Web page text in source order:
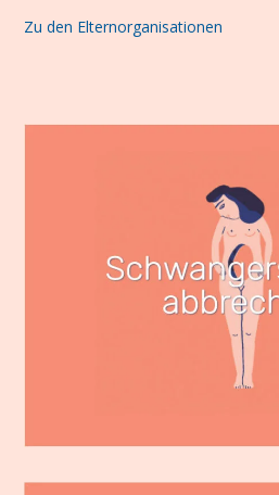
Zu den Elternorganisationen